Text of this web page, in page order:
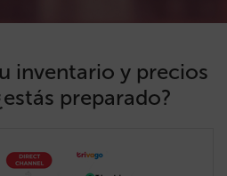
inventario y precios
preparado?